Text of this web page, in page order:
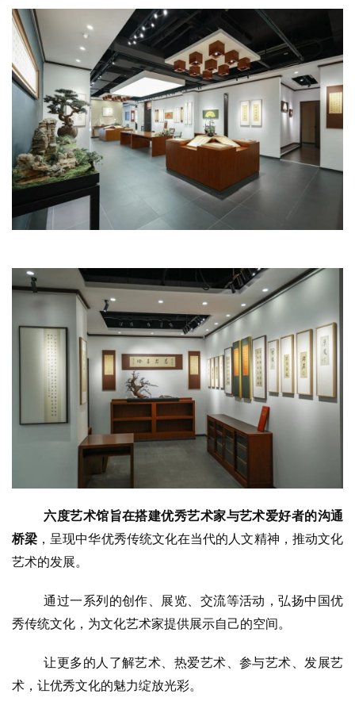
六度艺术馆旨在搭建优秀艺术家与艺术爱好者的沟通
桥梁 ，呈现中华优秀传统文化在当代的人文精神，推动文化
艺术的发展。
通过一系列的创作、展览、交流等活动，弘扬中国优
秀传统文化，为文化艺术家提供展示自己的空间。
让更多的人了解艺术、热爱艺术、参与艺术、发展艺
术，让优秀文化的魅力绽放光彩。